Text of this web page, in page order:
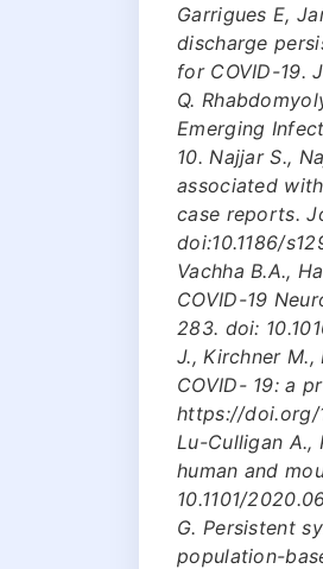
Garrigues E,
discharge
for COVID-19.
Q.
Emerging
10. Najjar S.,
associated
case reports.
doi:10.1186/
Vachha B.A.,
COVID-19
283. doi:
J., Kirchner
COVID- 19: a
https://doi.org/
Lu-Culligan A.,
human and
10.1101/
G. Persistent
population-